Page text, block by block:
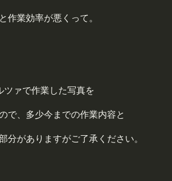
作業効率が悪くって。
ツァで作業した写真を
で、多少今までの作業内容と
分がありますがご了承ください。